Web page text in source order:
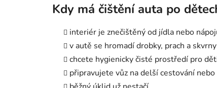
Kdy má čištění auta po
interiér je znečištěný od jídla nebo
v autě se hromadí drobky, prach a skvrny
chcete hygienicky čisté prostředí pro
připravujete vůz na delší cestování